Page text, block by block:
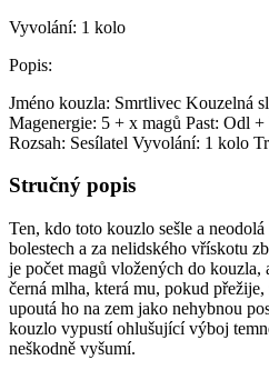
Vyvolání: 1 kolo
Popis:
Jméno kouzla: Smrtlivec Kouzelná
Magenergie: 5 + x magů Past: Odl
Rozsah: Sesílatel Vyvolání: 1 kolo
Stručný popis
Ten, kdo toto kouzlo sešle a
bolestech a za nelidského vřískotu
je počet magů vložených do kouzla,
černá mlha, která mu, pokud
upoutá ho na zem jako nehybnou
kouzlo vypustí ohlušující výboj
neškodně vyšumí.